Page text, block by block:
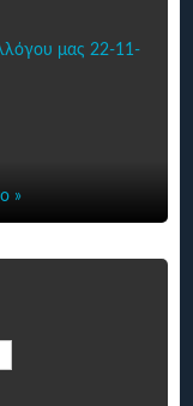
μας 22-11-
»